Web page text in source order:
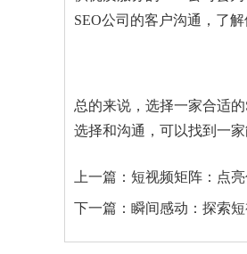
SEO公司的客户沟通，了
总的来说，选择一家合适
选择和沟通，可以找到一
上一篇： 短视频矩阵：点
下一篇： 瞬间感动：探索